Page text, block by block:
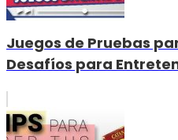
Juegos de Pruebas
Desafíos para